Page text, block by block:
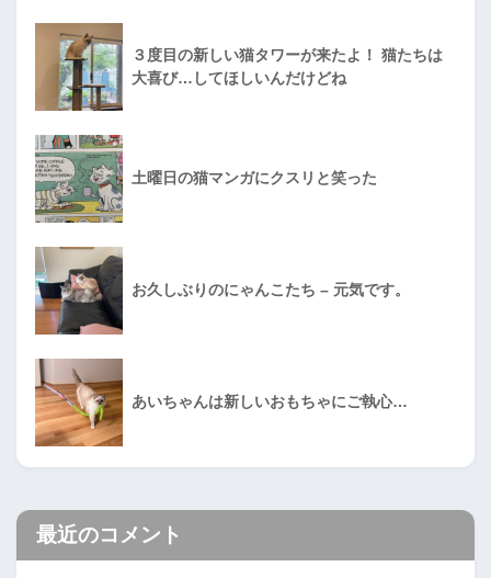
３度目の新しい猫タワーが来たよ！ 猫たちは
大喜び…してほしいんだけどね
土曜日の猫マンガにクスリと笑った
お久しぶりのにゃんこたち – 元気です。
あいちゃんは新しいおもちゃにご執心…
最近のコメント